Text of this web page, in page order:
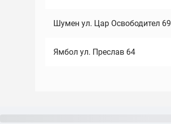
Шумен ул. Цар Освободител 69
Ямбол ул. Преслав 64